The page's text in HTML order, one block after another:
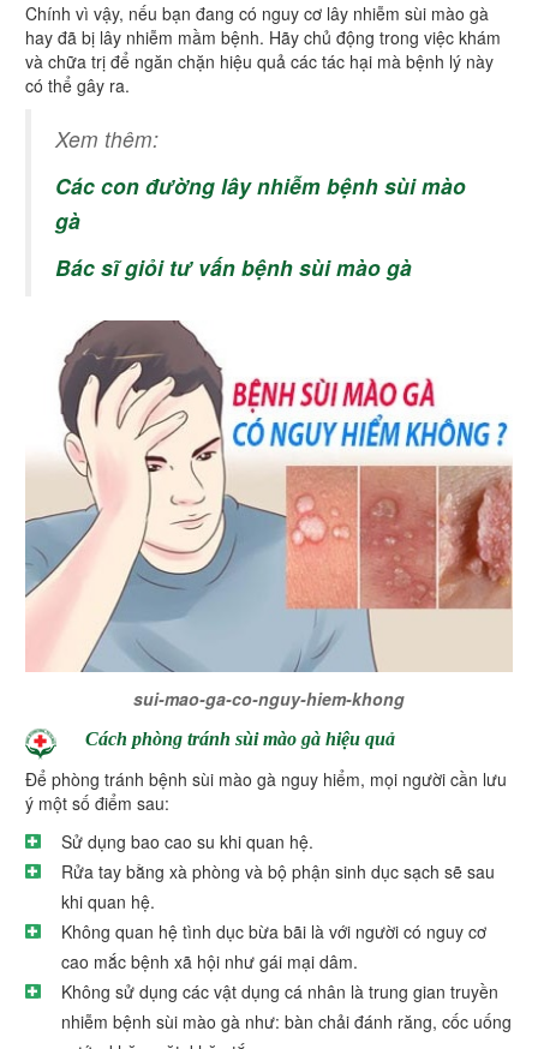
Chính vì vậy, nếu bạn đang có nguy cơ lây nhiễm sùi mào gà
hay đã bị lây nhiễm mầm bệnh. Hãy chủ động trong việc khám
và chữa trị để ngăn chặn hiệu quả các tác hại mà bệnh lý này
có thể gây ra.
Xem thêm:
Các con đường lây nhiễm bệnh sùi mào
gà
Bác sĩ giỏi tư vấn bệnh sùi mào gà
sui-mao-ga-co-nguy-hiem-khong
Cách phòng tránh sùi mào gà hiệu quả
Để phòng tránh bệnh sùi mào gà nguy hiểm, mọi người cần lưu
ý một số điểm sau:
Sử dụng bao cao su khi quan hệ.
Rửa tay bằng xà phòng và bộ phận sinh dục sạch sẽ sau
khi quan hệ.
Không quan hệ tình dục bừa bãi là với người có nguy cơ
cao mắc bệnh xã hội như gái mại dâm.
Không sử dụng các vật dụng cá nhân là trung gian truyền
nhiễm bệnh sùi mào gà như: bàn chải đánh răng, cốc uống